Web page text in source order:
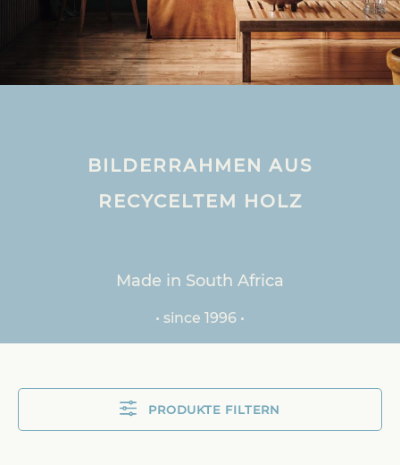
BILDERRAHMEN AUS
RECYCELTEM HOLZ
Made in South Africa
• since 1996 •
PRODUKTE FILTERN